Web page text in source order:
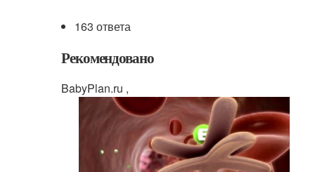
163 ответа
Рекомендовано
BabyPlan.ru ,